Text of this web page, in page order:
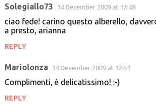
Solegiallo73 14 December 2009 at 12:48
ciao fede! carino questo alberello,
a presto, arianna
REPLY
Mariolonza 14 December 2009 at 12:51
Complimenti, è delicatissimo! :-)
REPLY